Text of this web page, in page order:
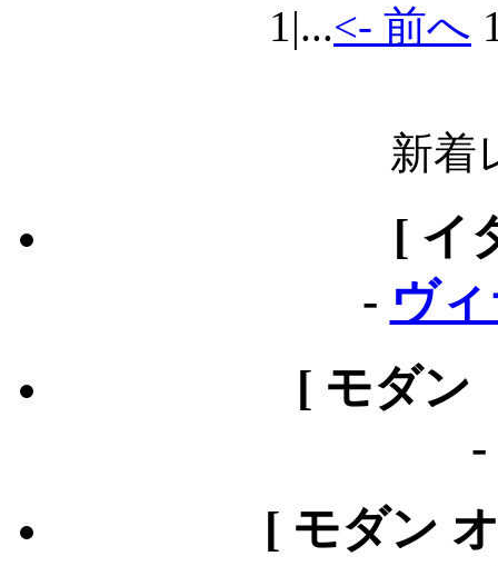
1 |...<- 前へ
新着
[ イ
- ヴ
[ モダ
-
[ モダン